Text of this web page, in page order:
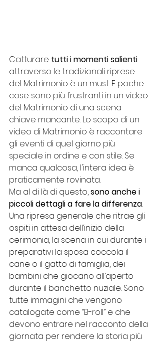
Catturare tutti i momenti salienti
attraverso le tradizionali riprese
del Matrimonio è un must. E poche
cose sono più frustranti in un video
del Matrimonio di una scena
chiave mancante. Lo scopo di un
video di Matrimonio è raccontare
gli eventi di quel giorno più
speciale in ordine e con stile. Se
manca qualcosa, l'intera idea è
praticamente rovinata.
Ma al di là di questo, sono anche i
piccoli dettagli a fare la differenza.
Una ripresa generale che ritrae gli
ospiti in attesa dell’inizio della
cerimonia, la scena in cui durante i
preparativi la sposa coccola il
cane o il gatto di famiglia, dei
bambini che giocano all’aperto
durante il banchetto nuziale. Sono
tutte immagini che vengono
catalogate come “B-roll” e che
devono entrare nel racconto della
giornata per rendere la storia più